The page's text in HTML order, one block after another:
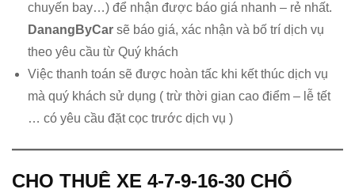
chuyến bay…) để nhận được báo giá nhanh – rẻ nhất.
DanangByCar sẽ báo giá, xác nhận và bố trí dịch vụ
theo yêu cầu từ Quý khách
Việc thanh toán sẽ được hoàn tấc khi kết thúc dịch vụ
mà quý khách sử dụng ( trừ thời gian cao điểm – lễ tết
… có yêu cầu đặt cọc trước dịch vụ )
CHO THUÊ XE 4-7-9-16-30 CHỔ